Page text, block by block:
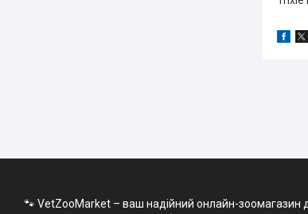
🐾 VetZooMarket – ваш надійний онлайн-зоомагазин